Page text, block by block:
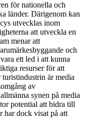
för nationella och
länder. Därigenom kan
utvecklas inom
att utveckla en
menar att
och
ett led i att kunna
resurser för att
är media
av
synen på media
potential att bidra till
har dock visat på att